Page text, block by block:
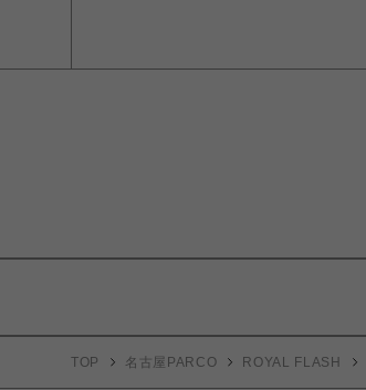
TOP 名古屋PARCO ROYAL FLASH